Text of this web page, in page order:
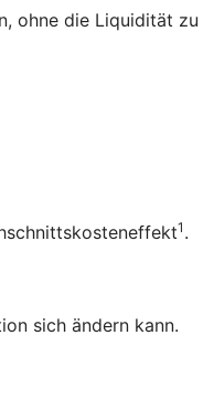
ohne die Liquidität zu
1 .
sich ändern kann.